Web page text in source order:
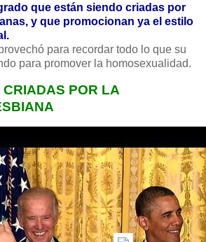
que están siendo criadas por
y que promocionan ya el estilo
para recordar todo lo que su
para promover la homosexualidad.
POR LA